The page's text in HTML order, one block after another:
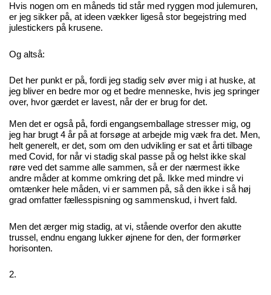
Hvis nogen om en måneds tid står med ryggen mod julemuren,
er jeg sikker på, at ideen vækker ligeså stor begejstring med
julestickers på krusene.
Og altså:
Det her punkt er på, fordi jeg stadig selv øver mig i at huske, at
jeg bliver en bedre mor og et bedre menneske, hvis jeg springer
over, hvor gærdet er lavest, når der er brug for det.
Men det er også på, fordi engangsemballage stresser mig, og
jeg har brugt 4 år på at forsøge at arbejde mig væk fra det. Men,
helt generelt, er det, som om den udvikling er sat et årti tilbage
med Covid, for når vi stadig skal passe på og helst ikke skal
røre ved det samme alle sammen, så er der nærmest ikke
andre måder at komme omkring det på. Ikke med mindre vi
omtænker hele måden, vi er sammen på, så den ikke i så høj
grad omfatter fællesspisning og sammenskud, i hvert fald.
Men det ærger mig stadig, at vi, stående overfor den akutte
trussel, endnu engang lukker øjnene for den, der formørker
horisonten.
2.